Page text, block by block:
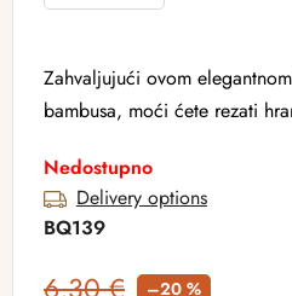
Zahvaljujući ovom
bambusa, moći ćete rezati
Nedostupno
Delivery options
BQ139
–20 %